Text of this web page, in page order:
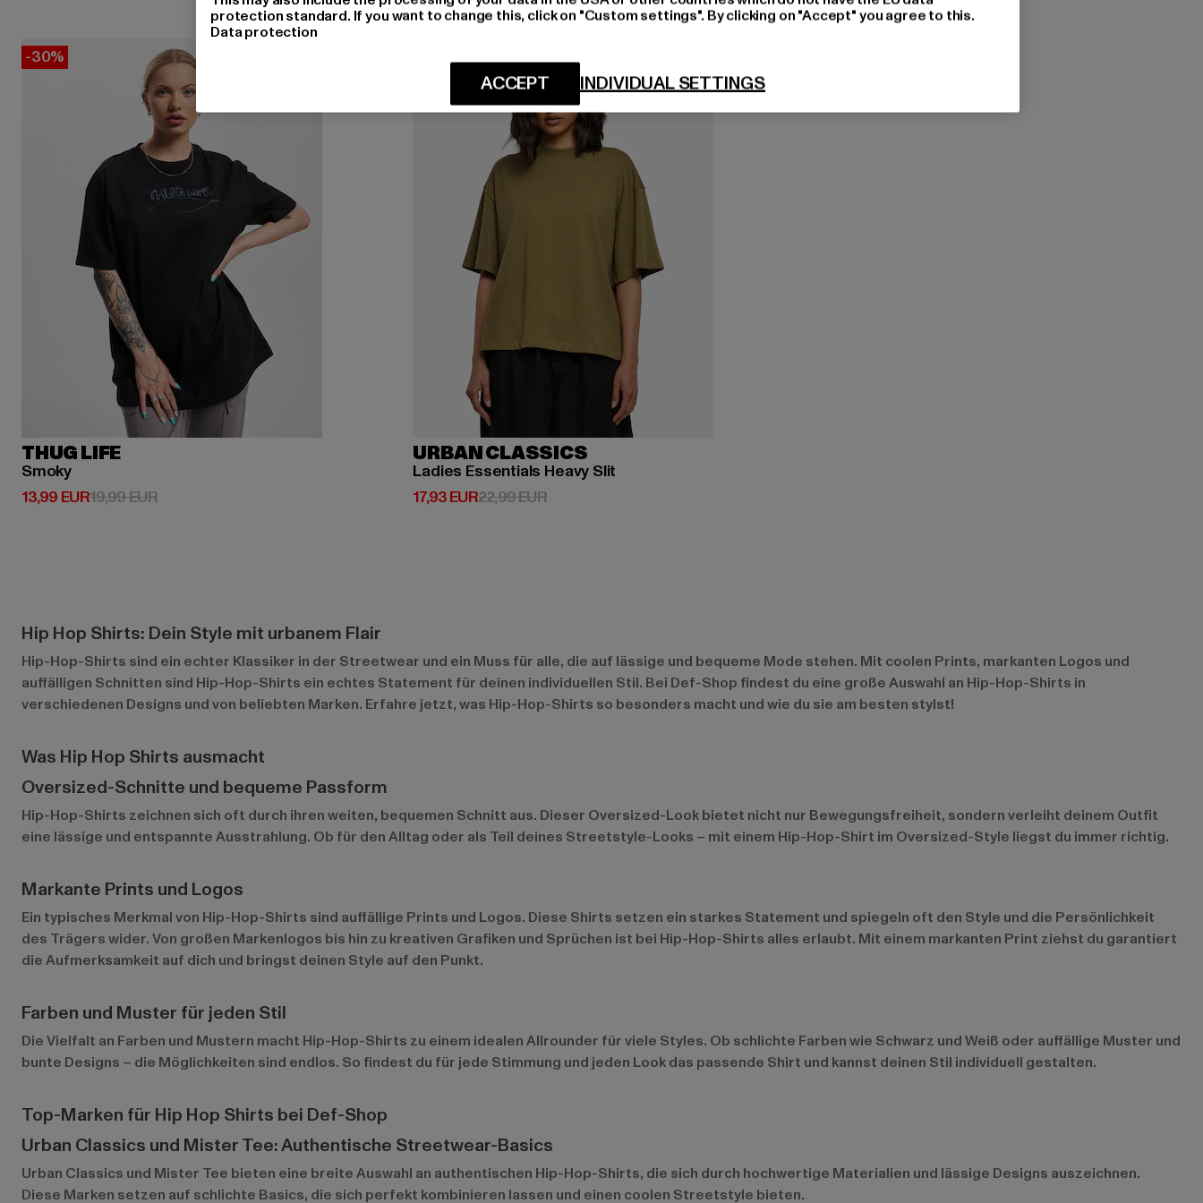
-30%
THUG LIFE
Smoky
13,99 EUR
Derzeitiger Preis: 13,99 EUR
19,99 EURAktionspreis: 19,99 EUR
-22%
URBAN CLASSICS
Ladies Essentials Heavy Slit
17,93 EUR
Derzeitiger Preis: 17,93 EUR
22,99 EURAktionspreis: 22,99 EUR
Hip Hop Shirts: Dein Style mit urbanem Flair
Hip-Hop-Shirts sind ein echter Klassiker in der Streetwear und ein Muss für alle, die auf lässige und bequeme Mode stehen. Mit coolen Prints, markanten Logos und
auffälligen Schnitten sind Hip-Hop-Shirts ein echtes Statement für deinen individuellen Stil. Bei Def-Shop findest du eine große Auswahl an Hip-Hop-Shirts in
verschiedenen Designs und von beliebten Marken. Erfahre jetzt, was Hip-Hop-Shirts so besonders macht und wie du sie am besten stylst!
Was Hip Hop Shirts ausmacht
Oversized-Schnitte und bequeme Passform
Hip-Hop-Shirts zeichnen sich oft durch ihren weiten, bequemen Schnitt aus. Dieser Oversized-Look bietet nicht nur Bewegungsfreiheit, sondern verleiht deinem Outfit
eine lässige und entspannte Ausstrahlung. Ob für den Alltag oder als Teil deines Streetstyle-Looks – mit einem Hip-Hop-Shirt im Oversized-Style liegst du immer richtig.
Markante Prints und Logos
Ein typisches Merkmal von Hip-Hop-Shirts sind auffällige Prints und Logos. Diese Shirts setzen ein starkes Statement und spiegeln oft den Style und die Persönlichkeit
des Trägers wider. Von großen Markenlogos bis hin zu kreativen Grafiken und Sprüchen ist bei Hip-Hop-Shirts alles erlaubt. Mit einem markanten Print ziehst du garantiert
die Aufmerksamkeit auf dich und bringst deinen Style auf den Punkt.
Farben und Muster für jeden Stil
Die Vielfalt an Farben und Mustern macht Hip-Hop-Shirts zu einem idealen Allrounder für viele Styles. Ob schlichte Farben wie Schwarz und Weiß oder auffällige Muster und
bunte Designs – die Möglichkeiten sind endlos. So findest du für jede Stimmung und jeden Look das passende Shirt und kannst deinen Stil individuell gestalten.
Top-Marken für Hip Hop Shirts bei Def-Shop
Urban Classics und Mister Tee: Authentische Streetwear-Basics
Urban Classics und Mister Tee bieten eine breite Auswahl an authentischen Hip-Hop-Shirts, die sich durch hochwertige Materialien und lässige Designs auszeichnen.
Diese Marken setzen auf schlichte Basics, die sich perfekt kombinieren lassen und einen coolen Streetstyle bieten.
protection standard. If you want to change this, click on "Custom settings". By clicking on "Accept" you agree to this.
Data protection
INDIVIDUAL SETTINGS
ACCEPT